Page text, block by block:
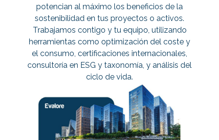
potencian al máximo los beneficios de la
sostenibilidad en tus proyectos o activos.
Trabajamos contigo y tu equipo, utilizando
herramientas como optimización del coste y
el consumo, certificaciones internacionales,
consultoría en ESG y taxonomía, y análisis del
ciclo de vida.